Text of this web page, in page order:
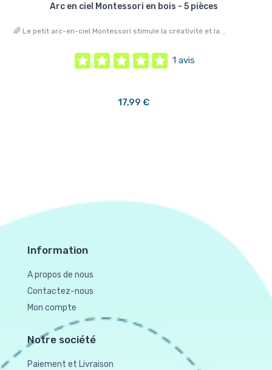
Arc en ciel Montessori en bois - 5 pièces
🌈 Le petit arc-en-ciel Montessori stimule la créativité et la...
1 avis
17,99 €
Information
A propos de nous
Contactez-nous
Mon compte
Notre société
Paiement et Livraison